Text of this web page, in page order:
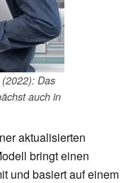
Das
auch in
aktualisierten
bringt einen
und basiert auf einem